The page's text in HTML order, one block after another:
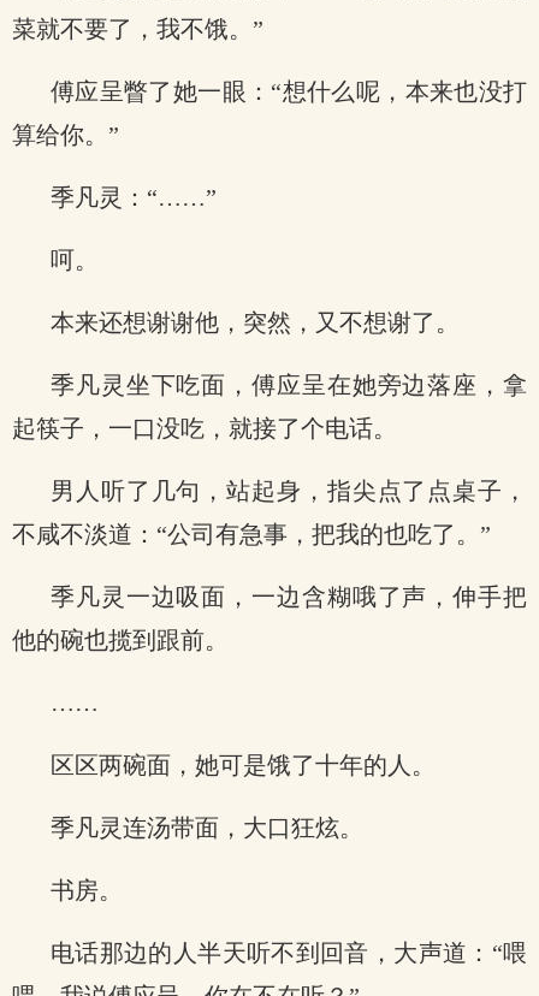
菜就不要了，我不饿。”
傅应呈瞥了她一眼：“想什么呢，本来也没打
算给你。”
季凡灵：“……”
呵。
本来还想谢谢他，突然，又不想谢了。
季凡灵坐下吃面，傅应呈在她旁边落座，拿
起筷子，一口没吃，就接了个电话。
男人听了几句，站起身，指尖点了点桌子，
不咸不淡道：“公司有急事，把我的也吃了。”
季凡灵一边吸面，一边含糊哦了声，伸手把
他的碗也揽到跟前。
……
区区两碗面，她可是饿了十年的人。
季凡灵连汤带面，大口狂炫。
书房。
电话那边的人半天听不到回音，大声道：“喂